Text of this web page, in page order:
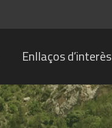
Enllaços d’interès